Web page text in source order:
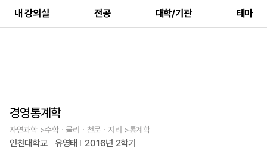
내 강의실 전공 대학/기관 테마
경영통계학
자연과학 >수학ㆍ물리ㆍ천문ㆍ지리 >통계학
인천대학교 유영태 2016년 2학기